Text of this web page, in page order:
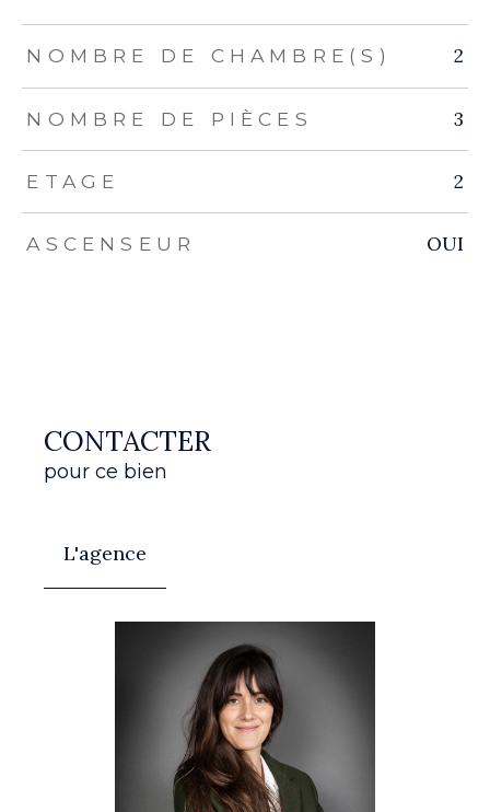
NOMBRE DE CHAMBRE(S) 2
NOMBRE DE PIÈCES 3
ETAGE 2
ASCENSEUR OUI
CONTACTER
pour ce bien
L'agence